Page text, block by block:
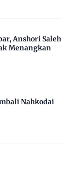
Anshori Saleh
Menangkan
Nahkodai